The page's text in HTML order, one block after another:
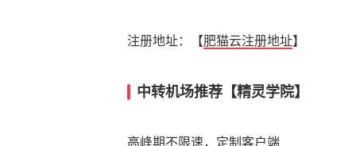
注册地址：【肥猫云注册地址】
中转机场推荐【精灵学院】
高峰期不限速，定制客户端